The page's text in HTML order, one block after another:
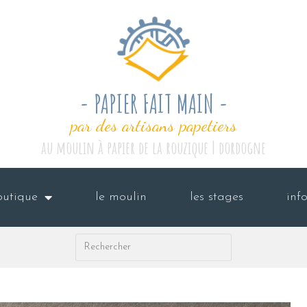
- PAPIER FAIT MAIN -
par des artisans papetiers
au moulin à papier de la rouzique | dordogne
le moulin les stages